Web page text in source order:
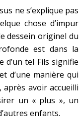
ne s’explique pas
chose d’impur
dessein originel du
est dans la
d’un tel Fils signifie
d’une manière qui
après avoir accueilli
un « plus », un
enfants.